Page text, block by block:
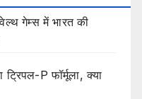
गेम्स में भारत की
ट्रिपल-P फॉर्मूला, क्या